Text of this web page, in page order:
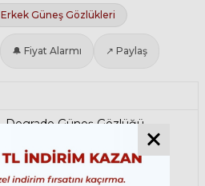
Erkek Güneş Gözlükleri
🔔 Fiyat Alarmı ↗ Paylaş
,Degrade Güneş Gözlüğü
Güneş Gözlüğü